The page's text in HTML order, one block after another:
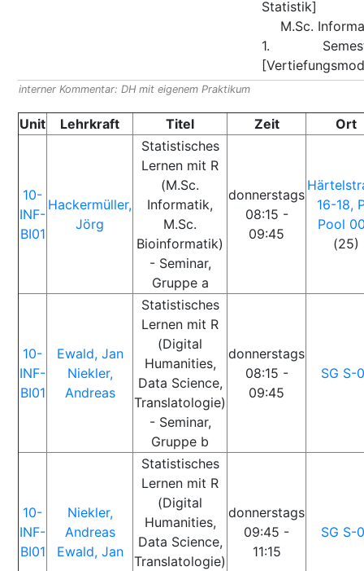
Statistik]
M.Sc.
1.
interner Kommentar: DH mit eigenem Praktikum
Unit Lehrkraft Titel Zeit Ort
10-
INF-
BI01
Hackermüller,
Jörg
Statistisches
Lernen mit R
(M.Sc.
Informatik,
M.Sc.
Bioinformatik)
- Seminar,
Gruppe a
donnerstags
08:15 -
09:45
16-18,
Pool
(25)
10-
INF-
BI01
Ewald, Jan
Niekler,
Andreas
Statistisches
Lernen mit R
(Digital
Humanities,
Data Science,
Translatologie)
- Seminar,
Gruppe b
donnerstags
08:15 -
09:45
SG S-
10-
INF-
BI01
Niekler,
Andreas
Ewald, Jan
Statistisches
Lernen mit R
(Digital
Humanities,
Data Science,
Translatologie)
donnerstags
09:45 -
11:15
SG S-